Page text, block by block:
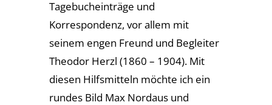
Tagebucheinträge und
Korrespondenz, vor allem mit
seinem engen Freund und Begleiter
Theodor Herzl (1860 – 1904). Mit
diesen Hilfsmitteln möchte ich ein
rundes Bild Max Nordaus und